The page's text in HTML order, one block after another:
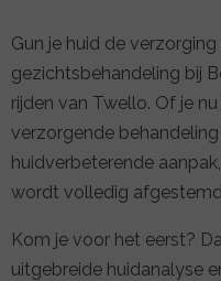
Gun je huid de
gezichtsbehandeling bij
rijden van Twello. Of je
verzorgende
huidverbeterende
wordt volledig
Kom je voor het eerst?
uitgebreide huidanalyse